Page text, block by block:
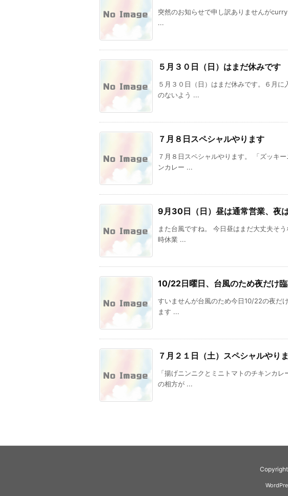
突然のお知らせで申し訳ありませんが
...
５月３０日（日）はまだ休みです
５月３０日（日）はまだ休みです。６月
のないよう ...
７月８日スペシャルやります
７月８日スペシャルやります。 「ズッキ
ンカレー ...
9月30日（日）昼は通常営業、夜
また台風ですね。 今日昼はまだ大丈夫そ
時休業 ...
10/22日曜日、台風のため夜だけ
すいませんが台風のため今日10/22の夜だ
ます ...
７月２１日（土）スペシャルやり
「揚げニンニクとミニトマトのチキン
の相方が ...